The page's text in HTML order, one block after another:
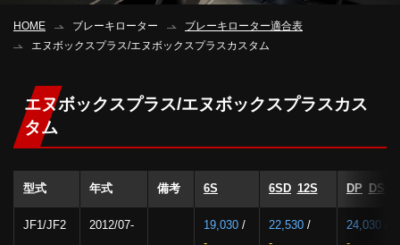
HOME ブレーキローター
ブレーキローター適合表
エヌボックスプラス/エヌボックスプラスカスタム
エヌボックスプラス/エヌボックスプラスカス
タム
型式 年式 備考 6S 6SD 12S DP DS4
JF1/JF2 2012/07- 19,030 /
22,530 /
24,030